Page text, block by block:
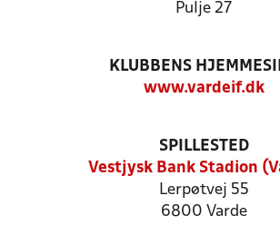
Pulje 27
KLUBBENS
www.vardeif.dk
SPILLESTED
Vestjysk Bank Stadion
Lerpøtvej 55
6800 Varde